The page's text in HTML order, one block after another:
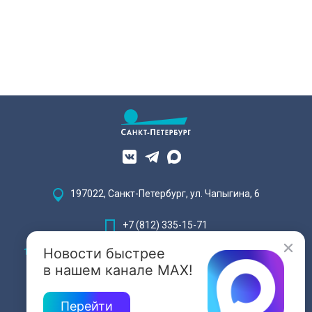
Новости быстрее
в нашем канале MAX!
Перейти
197022, Санкт-Петербург, ул. Чапыгина, 6
+7 (812) 335-15-71
Внимание! Отдельные видеоматериалы, размещенные на настоящем
сайте, могут содержать информацию, предназначенную для лиц,
достигших 18 лет.